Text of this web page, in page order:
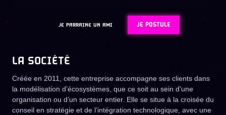
JE PARRAINE UN AMI JE POSTULE
LA SOCIÉTÉ
Créée en 2011, cette entreprise accompagne ses clients dans
la modélisation d’écosystèmes, que ce soit au sein d’une
organisation ou d’un secteur entier. Elle se situe à la croisée du
conseil en stratégie et de l’intégration technologique, avec une